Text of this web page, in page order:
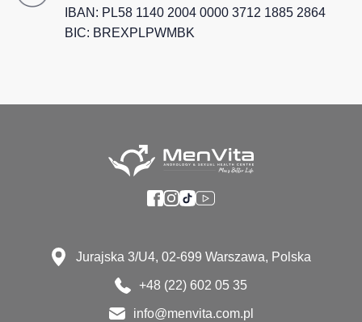
IBAN: PL58 1140 2004 0000 3712 1885 2864
BIC: BREXPLPWMBK
Jurajska 3/U4, 02-699 Warszawa, Polska
+48 (22) 602 05 35
info@menvita.com.pl